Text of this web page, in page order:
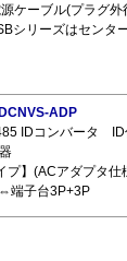
ケーブル(プラグ
シリーズはセンタ
ADP
IDコンバータ ID
プ】(ACアダプタ仕
端子台3P+3P